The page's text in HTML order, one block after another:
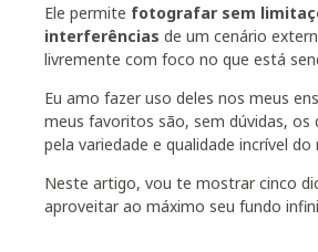
Ele permite fotografar sem
interferências de um cenário
livremente com foco no que está
Eu amo fazer uso deles nos meus
meus favoritos são, sem dúvidas, os
pela variedade e qualidade incrível do
Neste artigo, vou te mostrar cinco
aproveitar ao máximo seu fundo